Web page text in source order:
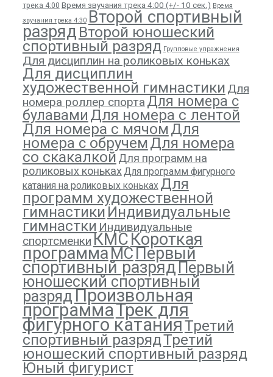
трека 4:00 Время звучания трека 4:00 (+/- 10 сек.) Время
звучания трека 4:30 Второй спортивный
разряд Второй юношеский
спортивный разряд Групповые упражнения
Для дисциплин на роликовых коньках
Для дисциплин
художественной гимнастики Для
номера роллер спорта Для номера с
булавами Для номера с лентой
Для номера с мячомДля
номера с обручемДля номера
со скакалкойДля программ на
роликовых конькахДля программ фигурного
катания на роликовых коньках Для
программ художественной
гимнастикиИндивидуальные
гимнастки Индивидуальные
спортсменкиКМСКороткая
программаМСПервый
спортивный разряд Первый
юношеский спортивный
разрядПроизвольная
программаТрек для
фигурного катанияТретий
спортивный разрядТретий
юношеский спортивный разряд
Юный фигурист